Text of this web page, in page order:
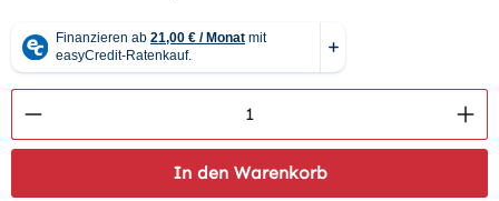
Produkt Anzahl: Gib den gewünschten
In den Warenkorb